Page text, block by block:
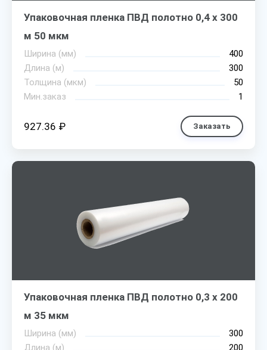
Упаковочная пленка ПВД полотно 0,4 х 300
м 50 мкм
Ширина (мм)
400
Длина (м)
300
Толщина (мкм)
50
Мин.заказ
1
927.36 ₽ Заказать
Упаковочная пленка ПВД полотно 0,3 х 200
м 35 мкм
Ширина (мм)
300
Длина (м)
200